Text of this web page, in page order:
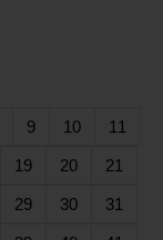
9(current)
10(current)
11
19(current)
20(current)
21
29(current)
30(current)
31